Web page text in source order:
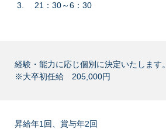
21：30～6：30
経験・能力に応じ個別に決定いたします
※大卒初任給 205,000円
昇給年1回、賞与年2回